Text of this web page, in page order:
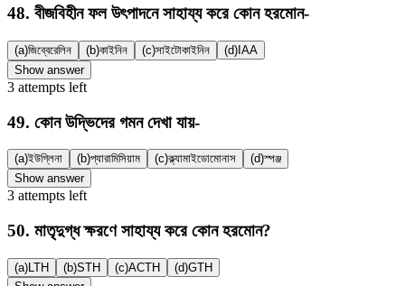
48. বীজবিহীন ফল উৎপাদনে সাহায্য করে কোন হরমোন-
(a)জিব্বেরেলিন (b)কাইনিন (c)সাইটোকাইনিন (d) IAA
Show answer
3 attempts left
49. কোন উদ্ভিদের গমন দেখা যায়-
(a)ইউগ্লিনা (b)প্যারামিসিয়াম (c)ক্ল্যামাইডোমোনাস (d)স্পঞ্জ
Show answer
3 attempts left
50. মাতৃদুগ্ধ ক্ষরণে সাহায্য করে কোন হরমোন?
(a) LTH (b)STH (c)ACTH (d)GTH